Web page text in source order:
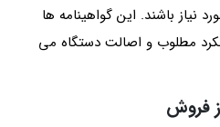
نیاز باشند. این گواهینامه ها
مطلوب و اصالت دستگاه می
فروش